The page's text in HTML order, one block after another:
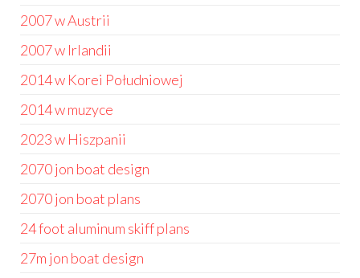
2007 w Austrii
2007 w Irlandii
2014 w Korei Południowej
2014 w muzyce
2023 w Hiszpanii
2070 jon boat design
2070 jon boat plans
24 foot aluminum skiff plans
27m jon boat design